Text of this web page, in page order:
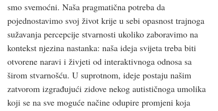
smo svemoćni. Naša pragmatična potreba da
pojednostavimo svoj život krije u sebi opasnost trajnoga
sužavanja percepcije stvarnosti ukoliko zaboravimo na
kontekst njezina nastanka: naša ideja svijeta treba biti
otvorene naravi i živjeti od interaktivnoga odnosa sa
širom stvarnošću. U suprotnom, ideje postaju našim
zatvorom izgrađujući zidove nekog autističnoga umolika
koji se na sve moguće načine odupire promjeni koja